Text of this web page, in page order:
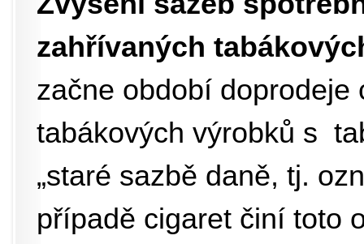
zahřívaných
začne období doprodeje
tabákových výrobků s
„staré sazbě daně, tj.
případě cigaret činí toto